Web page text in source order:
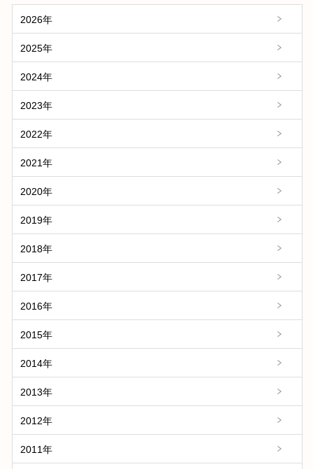
2026年
2025年
2024年
2023年
2022年
2021年
2020年
2019年
2018年
2017年
2016年
2015年
2014年
2013年
2012年
2011年